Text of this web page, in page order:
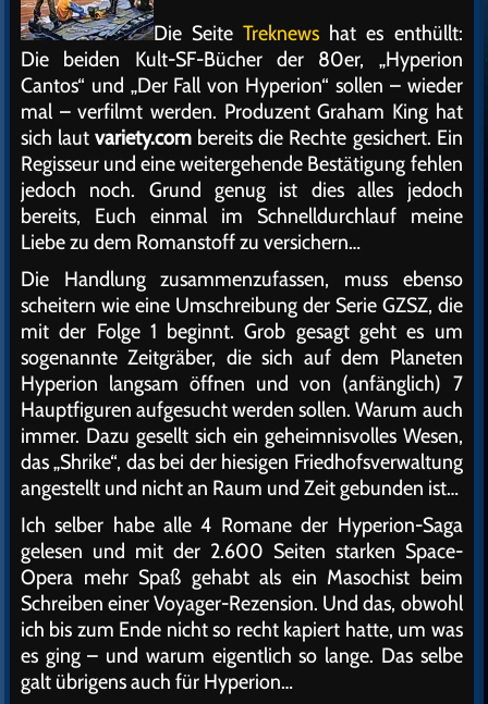
Die SeiteTreknews hat es enthüllt:
Die beiden Kult-SF-Bücher der 80er, „Hyperion
Cantos“ und „Der Fall von Hyperion“ sollen – wieder
mal – verfilmt werden. Produzent Graham King hat
sich lautvariety.com bereits die Rechte gesichert. Ein
Regisseur und eine weitergehende Bestätigung fehlen
jedoch noch. Grund genug ist dies alles jedoch
bereits, Euch einmal im Schnelldurchlauf meine
Liebe zu dem Romanstoff zu versichern…
Die Handlung zusammenzufassen, muss ebenso
scheitern wie eine Umschreibung der Serie GZSZ, die
mit der Folge 1 beginnt. Grob gesagt geht es um
sogenannte Zeitgräber, die sich auf dem Planeten
Hyperion langsam öffnen und von (anfänglich) 7
Hauptfiguren aufgesucht werden sollen. Warum auch
immer. Dazu gesellt sich ein geheimnisvolles Wesen,
das „Shrike“, das bei der hiesigen Friedhofsverwaltung
angestellt und nicht an Raum und Zeit gebunden ist…
Ich selber habe alle 4 Romane der Hyperion-Saga
gelesen und mit der 2.600 Seiten starken Space-
Opera mehr Spaß gehabt als ein Masochist beim
Schreiben einer Voyager-Rezension. Und das, obwohl
ich bis zum Ende nicht so recht kapiert hatte, um was
es ging – und warum eigentlich so lange. Das selbe
galt übrigens auch für Hyperion…